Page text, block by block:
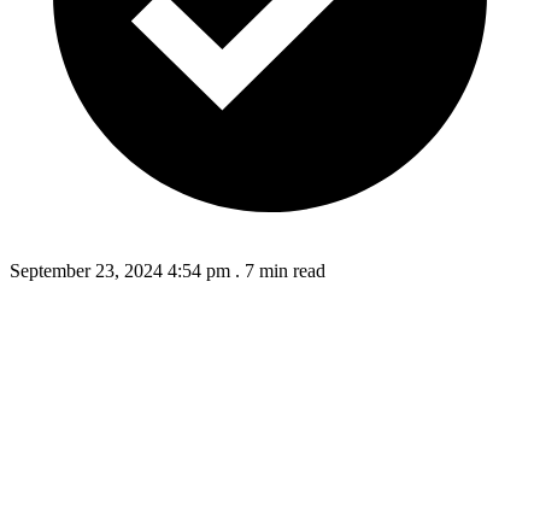
September 23, 2024 4:54 pm . 7 min read